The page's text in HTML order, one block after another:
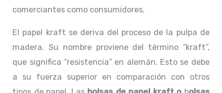
comerciantes como consumidores.
El papel kraft se deriva del proceso de la pulpa de
madera. Su nombre proviene del término “kraft”,
que significa “resistencia” en alemán. Esto se debe
a su fuerza superior en comparación con otros